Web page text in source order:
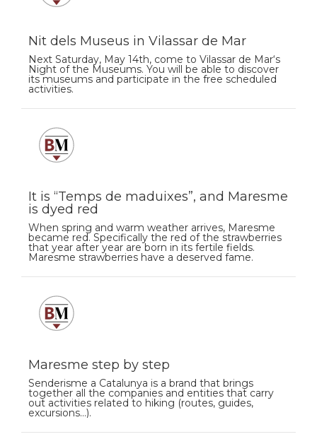
Nit dels Museus in Vilassar de Mar
Next Saturday, May 14th, come to Vilassar de Mar‘s
Night of the Museums. You will be able to discover
its museums and participate in the free scheduled
activities.
It is “Temps de maduixes”, and Maresme
is dyed red
When spring and warm weather arrives, Maresme
became red. Specifically the red of the strawberries
that year after year are born in its fertile fields.
Maresme strawberries have a deserved fame.
Maresme step by step
Senderisme a Catalunya is a brand that brings
together all the companies and entities that carry
out activities related to hiking (routes, guides,
excursions…).